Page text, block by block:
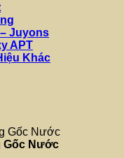
Juyons
APT
Khác
Gốc Nước